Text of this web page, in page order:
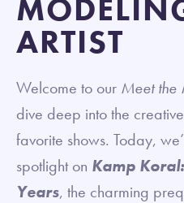
ARTIST
Welcome to our Meet the
dive deep into the
favorite shows. Today,
spotlight on Kamp
Years, the charming